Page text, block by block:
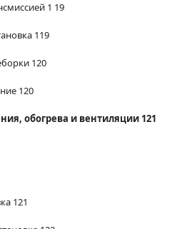
1 19
119
120
120
обогрева и вентиляции 121
121